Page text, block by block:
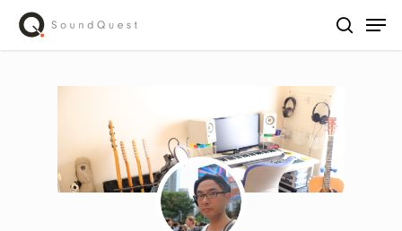
Skip
search